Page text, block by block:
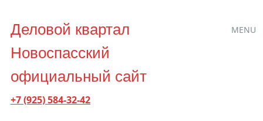
Деловой квартал
Новоспасский
официальный сайт
+7 (925) 584-32-42
MENU